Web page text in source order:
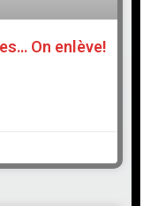
On enlève!